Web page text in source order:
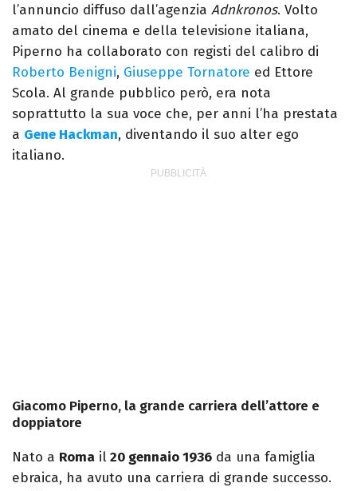
l’annuncio diffuso dall’agenzia Adnkronos. Volto
amato del cinema e della televisione italiana,
Piperno ha collaborato con registi del calibro di
Roberto Benigni, Giuseppe Tornatore ed Ettore
Scola. Al grande pubblico però, era nota
soprattutto la sua voce che, per anni l’ha prestata
a Gene Hackman, diventando il suo alter ego
italiano.
Giacomo Piperno, la grande carriera dell’attore e
doppiatore
Nato a Roma il 20 gennaio 1936 da una famiglia
ebraica, ha avuto una carriera di grande successo.